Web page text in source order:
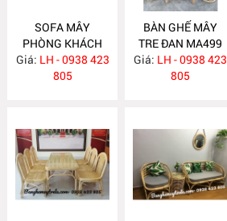
SOFA MÂY
PHÒNG KHÁCH
KIỂU HIỆN ĐẠI
MA502
Giá: LH - 0938 423
805
BÀN GHẾ MÂY
TRE ĐAN MA499
Giá: LH - 0938 423
805